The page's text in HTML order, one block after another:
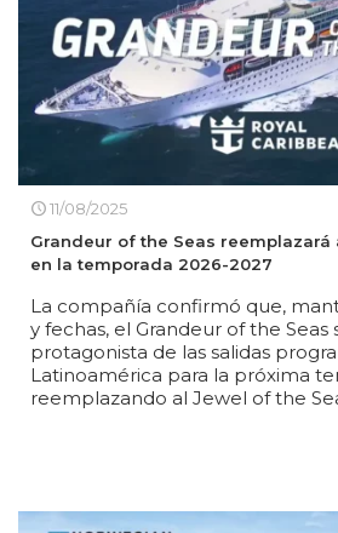
11/08/2025
Grandeur of the Seas reemplazará
en la temporada 2026-2027
La compañía confirmó que,
y fechas, el Grandeur of the Seas
protagonista de las salidas
Latinoamérica para la próxima
reemplazando al Jewel of the